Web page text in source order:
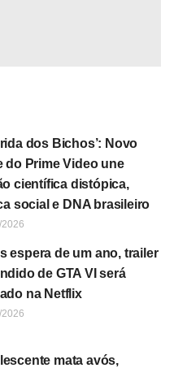
dos Bichos’: Novo
do Prime Video une
científica distópica,
social e DNA brasileiro
espera de um ano, trailer
de GTA VI será
na Netflix
mata avós,